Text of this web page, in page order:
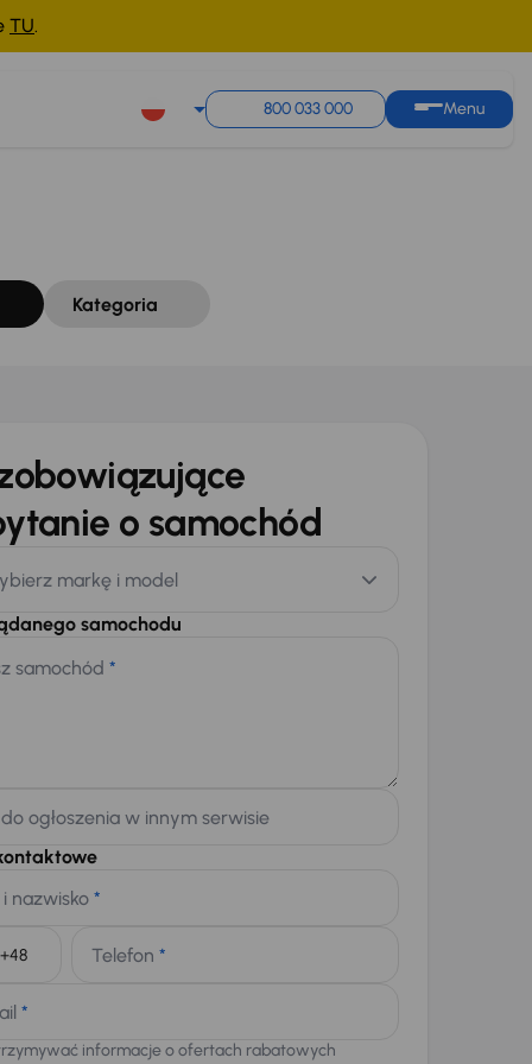
TU.
800 033 000 Menu
Kategoria
o samochód
markę i model
samochodu
samochód *
ogłoszenia w innym serwisie
nazwisko *
Telefon *
*
informacje o ofertach rabatowych